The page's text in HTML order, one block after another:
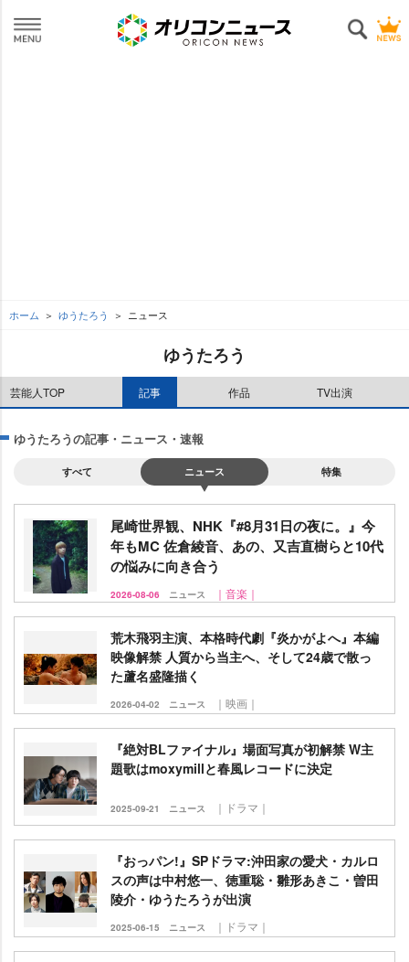
ホーム ゆうたろう ニュース
ゆうたろう
芸能人TOP 記事 作品 TV出演
ゆうたろうの記事・ニュース・速報
すべて ニュース 特集
尾崎世界観、NHK『#8月31日の夜に。』今
年もMC 佐倉綾音、あの、又吉直樹らと10代
の悩みに向き合う
2026-08-06 ニュース ｜音楽｜
荒木飛羽主演、本格時代劇『炎かがよへ』本編
映像解禁 人質から当主へ、そして24歳で散っ
た蘆名盛隆描く
2026-04-02 ニュース ｜映画｜
『絶対BLファイナル』場面写真が初解禁 W主
題歌はmoxymillと春風レコードに決定
2025-09-21 ニュース ｜ドラマ｜
『おっパン!』SPドラマ:沖田家の愛犬・カルロ
スの声は中村悠一、徳重聡・雛形あきこ・曽田
陵介・ゆうたろうが出演
2025-06-15 ニュース ｜ドラマ｜